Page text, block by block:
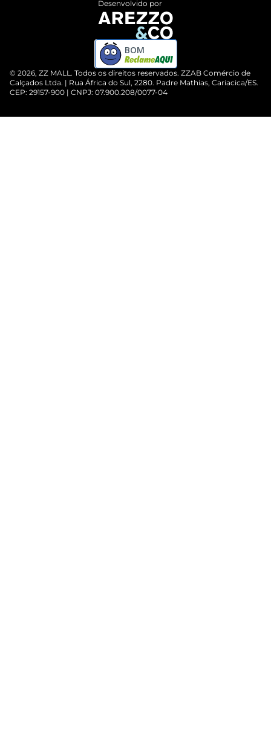
© 2026, ZZ MALL. Todos os direitos reservados. ZZAB Comércio de
Calçados Ltda. | Rua África do Sul, 2280. Padre Mathias, Cariacica/ES.
CEP: 29157-900 | CNPJ: 07.900.208/0077-04
Desenvolvido por
BOM